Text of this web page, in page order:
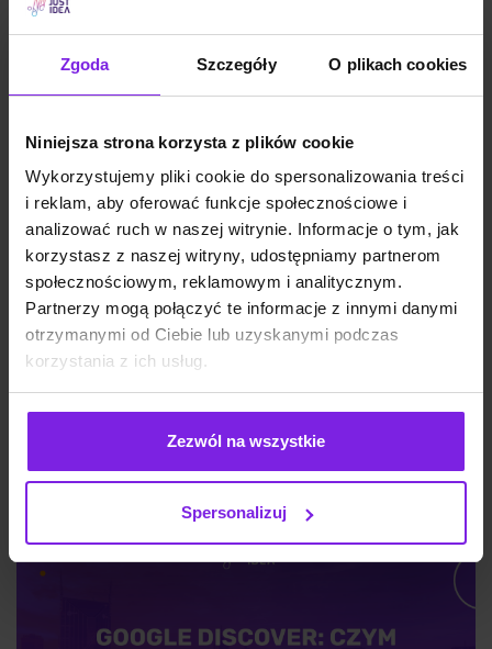
Zgoda Szczegóły O plikach cookies
Niniejsza strona korzysta z plików cookie
Wykorzystujemy pliki cookie do spersonalizowania treści
i reklam, aby oferować funkcje społecznościowe i
analizować ruch w naszej witrynie. Informacje o tym, jak
korzystasz z naszej witryny, udostępniamy partnerom
społecznościowym, reklamowym i analitycznym.
Partnerzy mogą połączyć te informacje z innymi danymi
otrzymanymi od Ciebie lub uzyskanymi podczas
korzystania z ich usług.
Zezwól na wszystkie
Spersonalizuj
Jakie są typy reklam Meta Ads? Formaty
na 2026